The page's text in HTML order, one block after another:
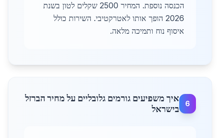
הכנסה נוספת. המחיר 2500 שקלים לטון בשנת
2026 הופך אותו לאטרקטיבי. השירות כולל
איסוף נוח ותמיכה מלאה.
6
איך משפיעים גורמים גלובליים על מחיר הברזל
בישראל